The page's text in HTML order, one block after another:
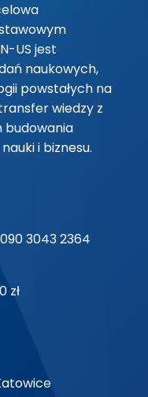
US jest
naukowych,
powstałych na
wiedzy z
budowania
i biznesu.
3043 2364
zł